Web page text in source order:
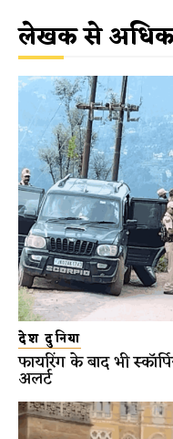
लेखक से
देश दुनिया
फायरिंग के बाद भी
अलर्ट